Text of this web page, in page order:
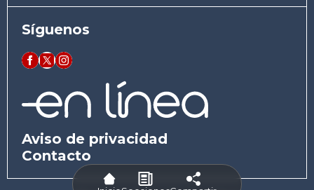
Síguenos
Aviso de privacidad
Contacto